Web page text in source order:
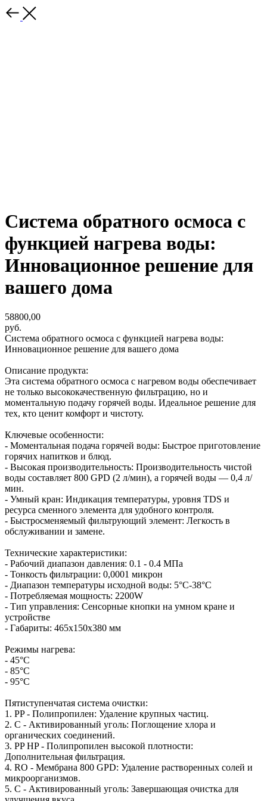
Система обратного осмоса с
функцией нагрева воды:
Инновационное решение для
вашего дома
58800,00
руб.
Система обратного осмоса с функцией нагрева воды:
Инновационное решение для вашего дома
Описание продукта:
Эта система обратного осмоса с нагревом воды обеспечивает
не только высококачественную фильтрацию, но и
моментальную подачу горячей воды. Идеальное решение для
тех, кто ценит комфорт и чистоту.
Ключевые особенности:
- Моментальная подача горячей воды: Быстрое приготовление
горячих напитков и блюд.
- Высокая производительность: Производительность чистой
воды составляет 800 GPD (2 л/мин), а горячей воды — 0,4 л/
мин.
- Умный кран: Индикация температуры, уровня TDS и
ресурса сменного элемента для удобного контроля.
- Быстросменяемый фильтрующий элемент: Легкость в
обслуживании и замене.
Технические характеристики:
- Рабочий диапазон давления: 0.1 - 0.4 МПа
- Тонкость фильтрации: 0,0001 микрон
- Диапазон температуры исходной воды: 5°С-38°С
- Потребляемая мощность: 2200W
- Тип управления: Сенсорные кнопки на умном кране и
устройстве
- Габариты: 465x150x380 мм
Режимы нагрева:
- 45°C
- 85°C
- 95°C
Пятиступенчатая система очистки:
1. PP - Полипропилен: Удаление крупных частиц.
2. C - Активированный уголь: Поглощение хлора и
органических соединений.
3. PP HP - Полипропилен высокой плотности:
Дополнительная фильтрация.
4. RO - Мембрана 800 GPD: Удаление растворенных солей и
микроорганизмов.
5. C - Активированный уголь: Завершающая очистка для